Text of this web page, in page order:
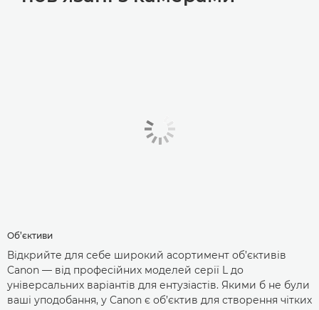
Об’єктиви
Відкрийте для себе широкий асортимент об’єктивів
Canon — від професійних моделей серії L до
універсальних варіантів для ентузіастів. Якими б не були
ваші уподобання, у Canon є об’єктив для створення чітких